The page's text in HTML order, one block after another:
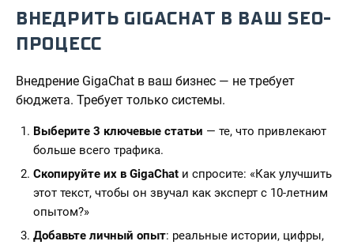
ВНЕДРИТЬ GIGACHAT В ВАШ SEO-
ПРОЦЕСС
Внедрение GigaChat в ваш бизнес — не требует
бюджета. Требует только системы.
Выберите 3 ключевые статьи — те, что привлекают
больше всего трафика.
Скопируйте их в GigaChat и спросите: «Как улучшить
этот текст, чтобы он звучал как эксперт с 10-летним
опытом?»
Добавьте личный опыт: реальные истории, цифры,